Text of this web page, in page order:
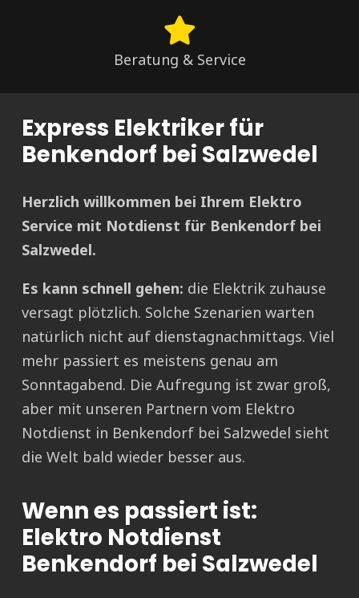
Beratung & Service
Express Elektriker für
Benkendorf bei Salzwedel
Herzlich willkommen bei Ihrem Elektro
Service mit Notdienst für Benkendorf bei
Salzwedel.
Es kann schnell gehen: die Elektrik zuhause
versagt plötzlich. Solche Szenarien warten
natürlich nicht auf dienstagnachmittags. Viel
mehr passiert es meistens genau am
Sonntagabend. Die Aufregung ist zwar groß,
aber mit unseren Partnern vom Elektro
Notdienst in Benkendorf bei Salzwedel sieht
die Welt bald wieder besser aus.
Wenn es passiert ist:
Elektro Notdienst
Benkendorf bei Salzwedel